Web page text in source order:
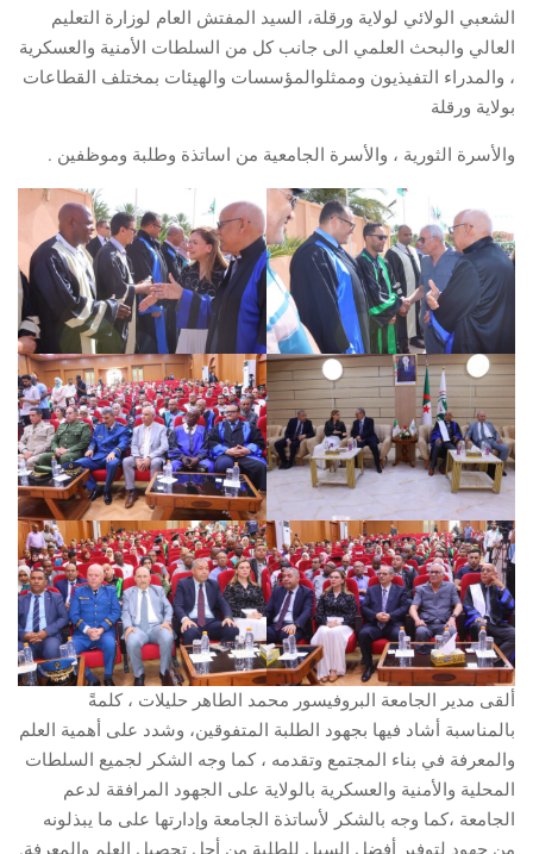
الشعبي الولائي لولاية ورقلة، السيد المفتش العام لوزارة التعليم
العالي والبحث العلمي الى جانب كل من السلطات الأمنية والعسكرية
، والمدراء التفيذيون وممثلوالمؤسسات والهيئات بمختلف القطاعات
بولاية ورقلة
والأسرة الثورية ، والأسرة الجامعية من اساتذة وطلبة وموظفين .
ألقى مدير الجامعة البروفيسور محمد الطاهر حليلات ، كلمةً
بالمناسبة أشاد فيها بجهود الطلبة المتفوقين، وشدد على أهمية العلم
والمعرفة في بناء المجتمع وتقدمه ، كما وجه الشكر لجميع السلطات
المحلية والأمنية والعسكرية بالولاية على الجهود المرافقة لدعم
الجامعة ،كما وجه بالشكر لأساتذة الجامعة وإدارتها على ما يبذلونه
من جهود لتوفير أفضل السبل للطلبة من أجل تحصيل العلم والمعرفة.